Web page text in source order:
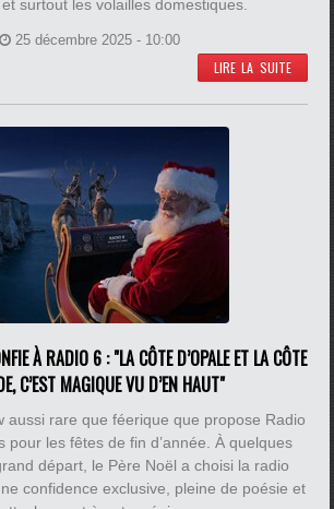
surtout les volailles domestiques.
25 décembre 2025 - 10:00
LIRE LA SUITE
À RADIO 6 : "LA CÔTE D’OPALE ET LA CÔTE
C’EST MAGIQUE VU D’EN HAUT"
aussi rare que féerique que propose Radio
pour les fêtes de fin d’année. À quelques
départ, le Père Noël a choisi la radio
confidence exclusive, pleine de poésie et